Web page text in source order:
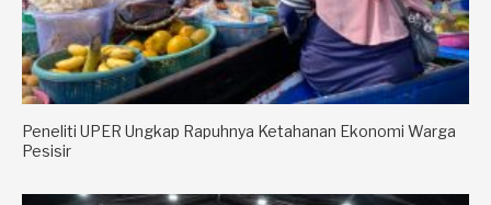
Peneliti UPER Ungkap Rapuhnya Ketahanan Ekonomi Warga
Pesisir